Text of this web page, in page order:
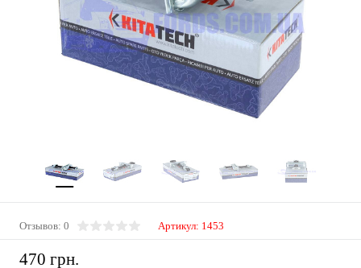
Отзывов: 0 Артикул: 1453
470 грн.